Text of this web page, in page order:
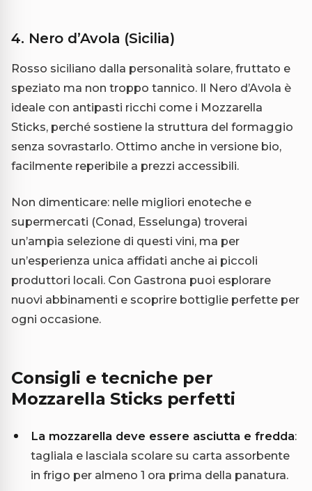
4. Nero d’Avola (Sicilia)
Rosso siciliano dalla personalità solare, fruttato e
speziato ma non troppo tannico. Il Nero d’Avola è
ideale con antipasti ricchi come i Mozzarella
Sticks, perché sostiene la struttura del formaggio
senza sovrastarlo. Ottimo anche in versione bio,
facilmente reperibile a prezzi accessibili.
Non dimenticare: nelle migliori enoteche e
supermercati (Conad, Esselunga) troverai
un’ampia selezione di questi vini, ma per
un’esperienza unica affidati anche ai piccoli
produttori locali. Con Gastrona puoi esplorare
nuovi abbinamenti e scoprire bottiglie perfette per
ogni occasione.
Consigli e tecniche per
Mozzarella Sticks perfetti
La mozzarella deve essere asciutta e fredda:
tagliala e lasciala scolare su carta assorbente
in frigo per almeno 1 ora prima della panatura.